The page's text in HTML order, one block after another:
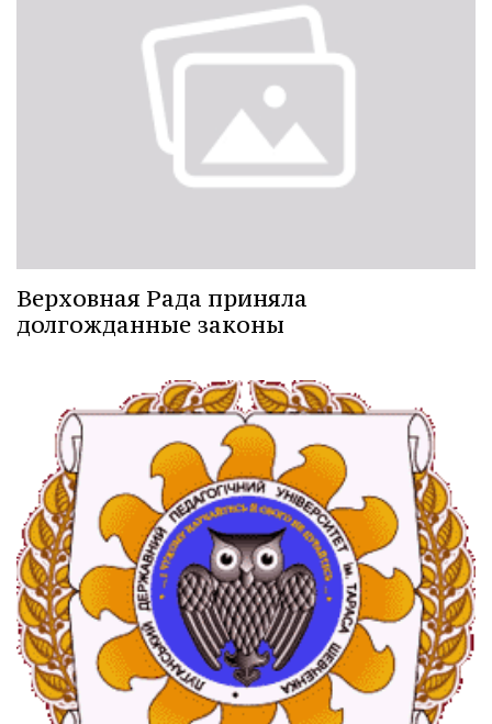
Верховная Рада приняла
долгожданные законы